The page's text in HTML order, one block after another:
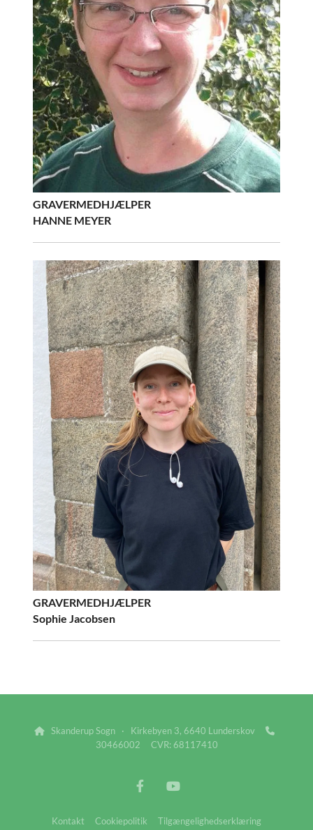
GRAVERMEDHJÆLPER
HANNE MEYER
GRAVERMEDHJÆLPER
Sophie Jacobsen
 Skanderup Sogn · Kirkebyen 3, 6640 Lunderskov 
30466002 CVR: 68117410
Kontakt Cookiepolitik Tilgængelighedserklæring